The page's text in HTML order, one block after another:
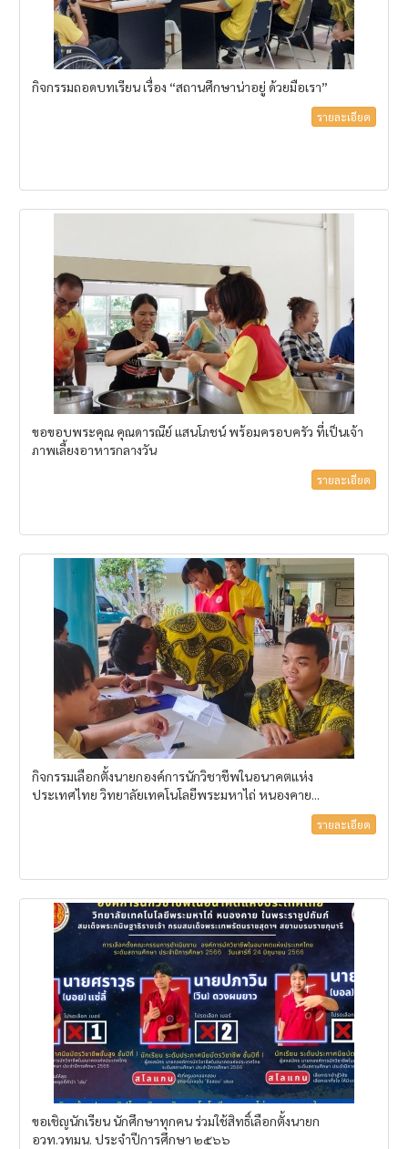
กิจกรรมถอดบทเรียน เรื่อง “สถานศึกษาน่าอยู่ ด้วยมือเรา”
รายละเอียด
ขอขอบพระคุณ คุณดารณีย์ แสนโภชน์ พร้อมครอบครัว ที่เป็นเจ้า
ภาพเลี้ยงอาหารกลางวัน
รายละเอียด
กิจกรรมเลือกตั้งนายกองค์การนักวิชาชีพในอนาคตแห่ง
ประเทศไทย วิทยาลัยเทคโนโลยีพระมหาไถ่ หนองคาย...
รายละเอียด
ขอเชิญนักเรียน นักศึกษาทุกคน ร่วมใช้สิทธิ์เลือกตั้งนายก
อวท.วทมน. ประจำปีการศึกษา ๒๕๖๖